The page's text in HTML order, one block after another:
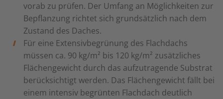
vorab zu prüfen. Der Umfang an Möglichkeiten zur
Bepflanzung richtet sich grundsätzlich nach dem
Zustand des Daches.
Für eine Extensivbegrünung des Flachdachs
müssen ca. 90 kg/m² bis 120 kg/m² zusätzliches
Flächengewicht durch das aufzutragende Substrat
berücksichtigt werden. Das Flächengewicht fällt bei
einem intensiv begrünten Flachdach deutlich